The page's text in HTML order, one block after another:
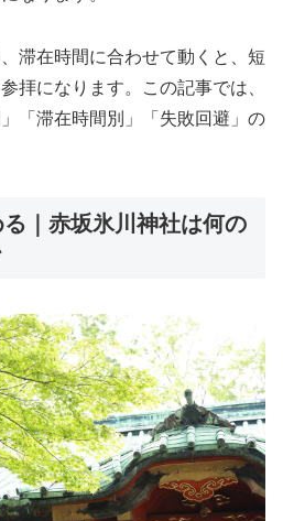
滞在時間に合わせて動くと、短
拝になります。この記事では、
「滞在時間別」「失敗回避」の
｜赤坂氷川神社は何の